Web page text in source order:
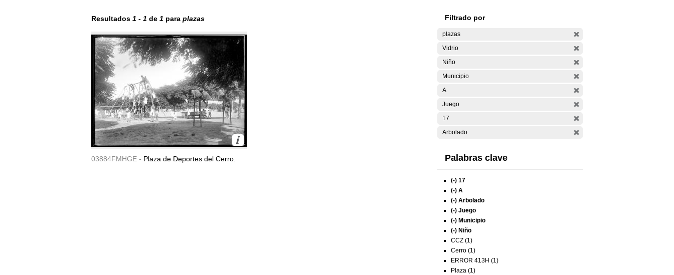
Resultados 1 - 1 de 1 para plazas
03884FMHGE - Plaza de Deportes del Cerro.
Filtrado por
plazas
Vidrio
Niño
Municipio
A
Juego
17
Arbolado
Palabras clave
(-) 17
(-) A
(-) Arbolado
(-) Juego
(-) Municipio
(-) Niño
CCZ (1)
Cerro (1)
ERROR 413H (1)
Plaza (1)